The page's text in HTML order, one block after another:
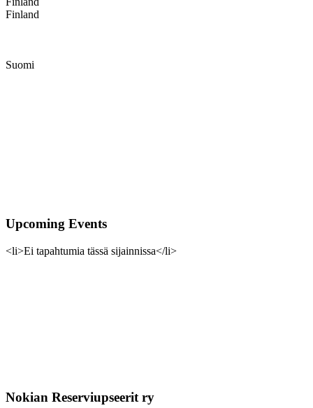
Finland
Suomi
Upcoming Events
<li>Ei tapahtumia tässä sijainnissa</li>
Nokian Reserviupseerit ry